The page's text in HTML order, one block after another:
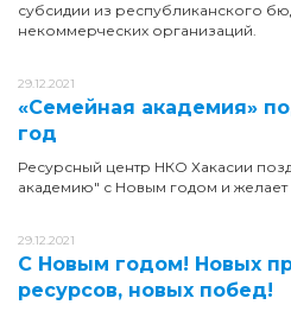
субсидии из республиканского
некоммерческих организаций.
29.12.2021
«Семейная академия»
год
Ресурсный центр НКО Хакасии
академию" с Новым годом и
29.12.2021
С Новым годом! Новых
ресурсов, новых побед!